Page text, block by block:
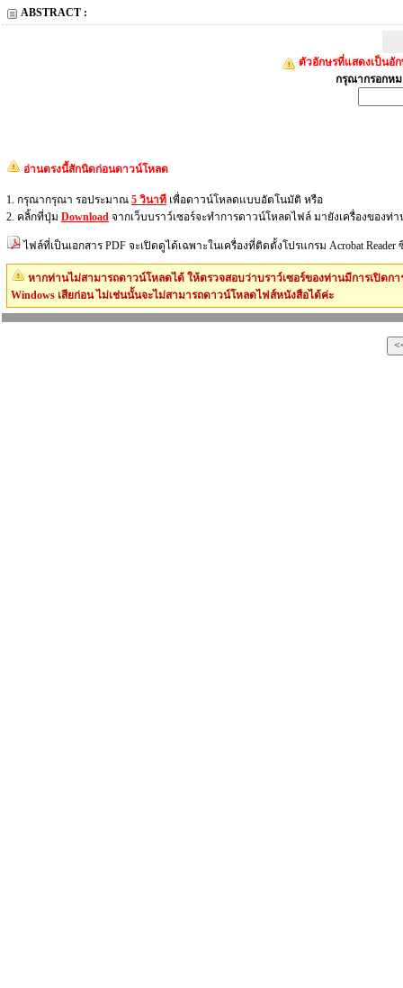
ABSTRACT :
ตัวอักษรที่แสดงเป็นอั
กรุณากรอกหม
อ่านตรงนี้สักนิดก่อนดาวน์โหลด
1. กรุณากรุณา รอประมาณ 5 วินาที เพื่อดาวน์โหลดแบบอัตโนมัติ หรือ
2. คลิ้กที่ปุ่ม Download จากเว็บบราว์เซอร์จะทำการดาวน์โหลดไฟล์ มายังเครื่องของท่า
ไฟล์ที่เป็นเอกสาร PDF จะเปิดดูได้เฉพาะในเครื่องที่ติดตั้งโปรแกรม Acrobat
หากท่านไม่สามารถดาวน์โหลดได้ ให้ตรวจสอบว่าบราว์เซอร์ของท่านมีการเปิดก
Windows เสียก่อน ไม่เช่นนั้นจะไม่สามารถดาวน์โหลดไฟส์หนังสือได้ค่ะ